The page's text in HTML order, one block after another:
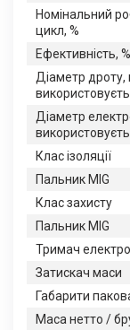
Номінальний
цикл, %
Ефективність, %
Діаметр
Діаметр
Клас ізоляції
Пальник MIG
Клас захисту
Пальник MIG
Тримач
Затискач маси
Габарити
Маса нетто /